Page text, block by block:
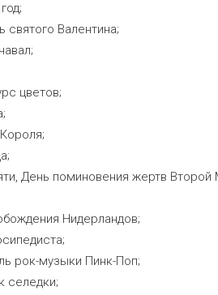
Валентина;
цветов;
День поминовения жертв Второй
Нидерландов;
рок-музыки Пинк-Поп;
селедки;